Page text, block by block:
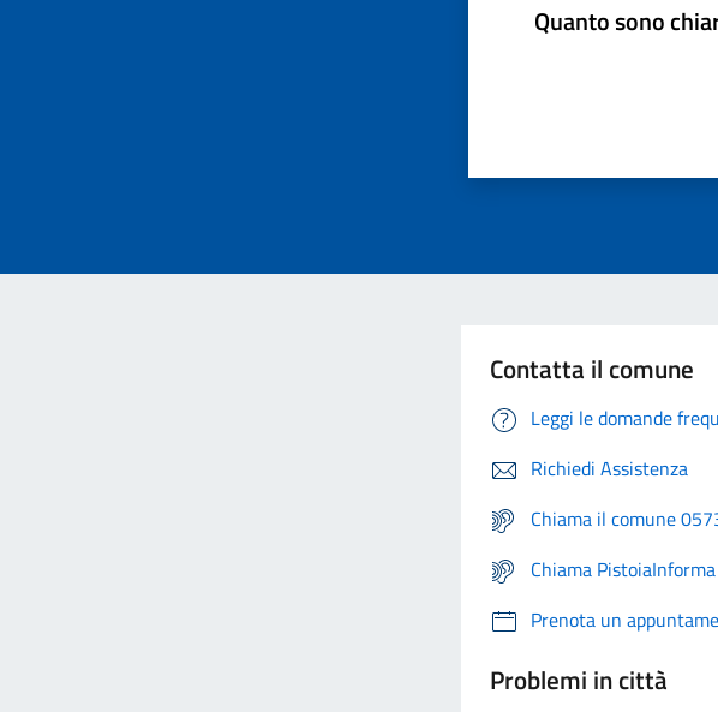
Quanto sono
Contatta il comune
Leggi le domande
Richiedi Assistenza
Chiama il comune
Chiama
Prenota un
Problemi in città